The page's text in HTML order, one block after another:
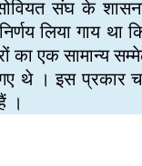
संघ के
लिया गाय था
का एक सामान्य
थे । इस प्रकार
।